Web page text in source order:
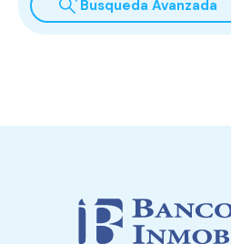
Busqueda Avanzada